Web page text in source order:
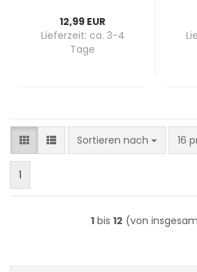
12,99 EUR
Lieferzeit: ca. 3-4
Tage
Sortieren nach
Sortieren nach 16
pro
1
1 bis 12 (von